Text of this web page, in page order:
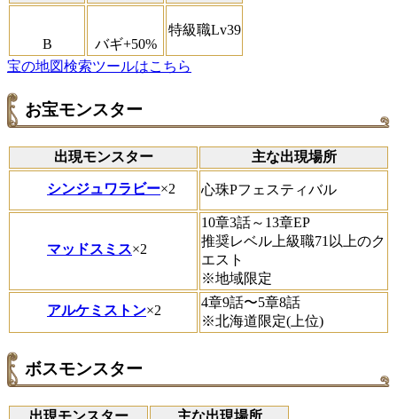
B バギ+50%
特級職Lv39
宝の地図検索ツールはこちら
お宝モンスター
出現モンスター 主な出現場所
シンジュワラビー×2 心珠Pフェスティバル
マッドスミス×2
10章3話～13章EP
推奨レベル上級職71以上のク
エスト
※地域限定
アルケミストン×2
4章9話〜5章8話
※北海道限定(上位)
ボスモンスター
出現モンスター 主な出現場所